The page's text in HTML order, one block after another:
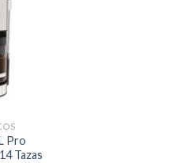
Pro
Tazas